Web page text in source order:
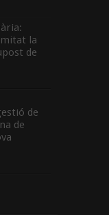
la
de
de
de